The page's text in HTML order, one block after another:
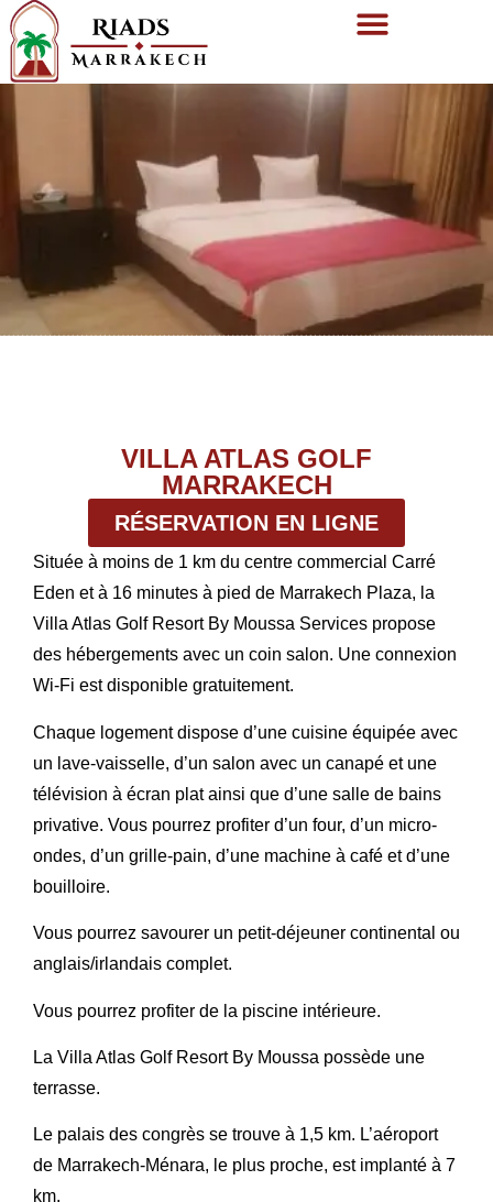
VILLA ATLAS GOLF
MARRAKECH
RÉSERVATION EN LIGNE
Située à moins de 1 km du centre commercial Carré
Eden et à 16 minutes à pied de Marrakech Plaza, la
Villa Atlas Golf Resort By Moussa Services propose
des hébergements avec un coin salon. Une connexion
Wi-Fi est disponible gratuitement.
Chaque logement dispose d’une cuisine équipée avec
un lave-vaisselle, d’un salon avec un canapé et une
télévision à écran plat ainsi que d’une salle de bains
privative. Vous pourrez profiter d’un four, d’un micro-
ondes, d’un grille-pain, d’une machine à café et d’une
bouilloire.
Vous pourrez savourer un petit-déjeuner continental ou
anglais/irlandais complet.
Vous pourrez profiter de la piscine intérieure.
La Villa Atlas Golf Resort By Moussa possède une
terrasse.
Le palais des congrès se trouve à 1,5 km. L’aéroport
de Marrakech-Ménara, le plus proche, est implanté à 7
km.